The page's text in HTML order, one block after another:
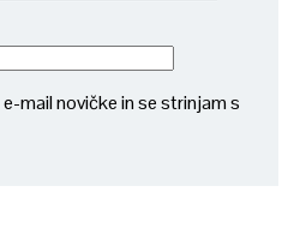
mail novičke in se strinjam s